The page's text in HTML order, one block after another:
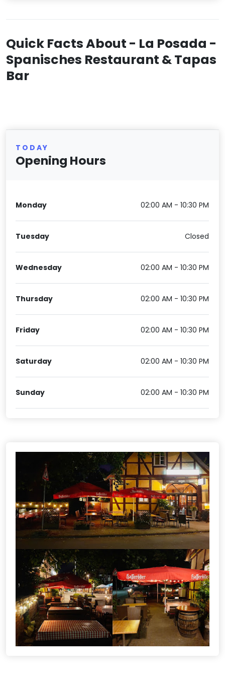
Quick Facts About - La Posada -
Spanisches Restaurant & Tapas
Bar
TODAY
Opening Hours
Monday 02:00 AM - 10:30 PM
Tuesday Closed
Wednesday 02:00 AM - 10:30 PM
Thursday 02:00 AM - 10:30 PM
Friday 02:00 AM - 10:30 PM
Saturday 02:00 AM - 10:30 PM
Sunday 02:00 AM - 10:30 PM